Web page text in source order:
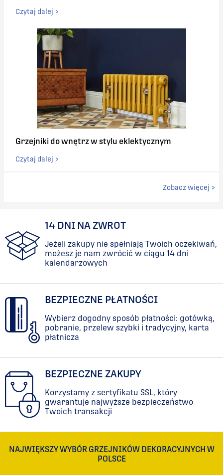
Czytaj dalej >
Grzejniki do wnętrz w stylu eklektycznym
Czytaj dalej >
Zobacz więcej >
14 DNI NA ZWROT
Jeżeli zakupy nie spełniają Twoich oczekiwań,
możesz je nam zwrócić w ciągu 14 dni
kalendarzowych
BEZPIECZNE PŁATNOŚCI
Wybierz dogodny sposób płatności: gotówką,
pobranie, przelew szybki i tradycyjny, karta
płatnicza
BEZPIECZNE ZAKUPY
Korzystamy z sertyfikatu SSL, który
gwarantuje najwyższe bezpieczeństwo
Twoich transakcji
NAJWIĘKSZY WYBÓR GRZEJNIKÓW DEKORACYJNYCH W
POLSCE